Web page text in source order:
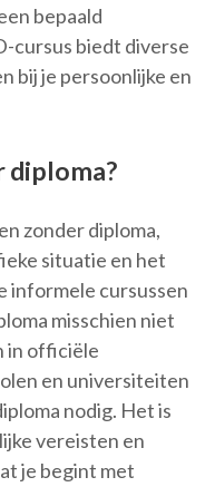
bepaald
cursus biedt diverse
bij je persoonlijke en
diploma?
zonder diploma,
situatie en het
informele cursussen
misschien niet
in officiële
en universiteiten
nodig. Het is
vereisten en
je begint met